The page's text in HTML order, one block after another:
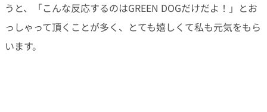
うと、「こんな反応するのはGREEN DOGだけだよ！」とお
っしゃって頂くことが多く、とても嬉しくて私も元気をもら
います。